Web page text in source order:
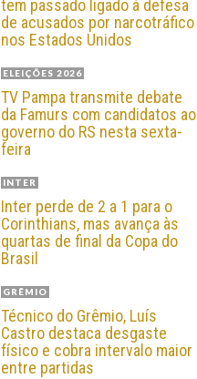
tem passado ligado à defesa
de acusados por narcotráfico
nos Estados Unidos
ELEIÇÕES 2026
TV Pampa transmite debate
da Famurs com candidatos ao
governo do RS nesta sexta-
feira
INTER
Inter perde de 2 a 1 para o
Corinthians, mas avança às
quartas de final da Copa do
Brasil
GRÊMIO
Técnico do Grêmio, Luís
Castro destaca desgaste
físico e cobra intervalo maior
entre partidas